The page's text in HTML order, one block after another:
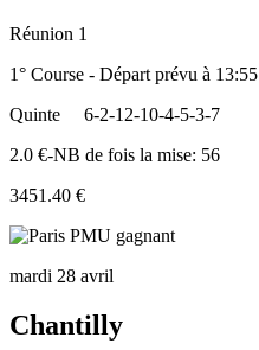
Réunion 1
1° Course - Départ prévu à 13:55
Quinte
6-2-12-10-4-5-3-7
2.0 €-NB de fois la mise: 56
3451.40 €
mardi 28 avril
Chantilly